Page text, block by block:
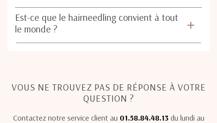
Est-ce que le hairneedling convient à tout
le monde ?
VOUS NE TROUVEZ PAS DE RÉPONSE À VOTRE
QUESTION ?
Contactez notre service client au 01.58.84.48.13du lundi au